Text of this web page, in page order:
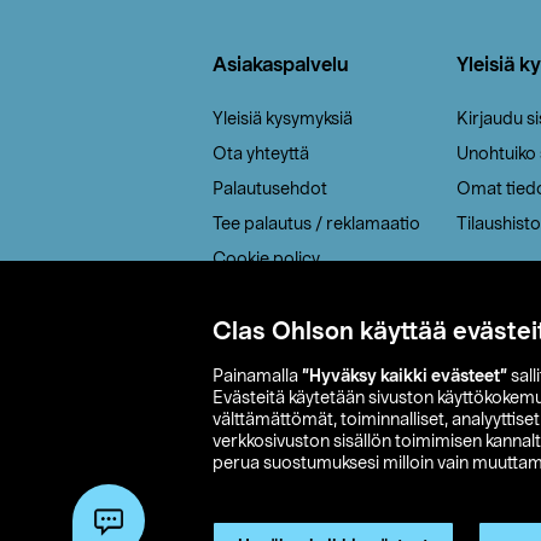
Clas Ohlson käyttää
Painamalla ”Hyväksy kaikki evästeet”
Evästeitä käytetään sivuston
välttämättömät, toiminnalliset,
verkkosivuston sisällön toimimisen
perua suostumuksesi milloin vain
Asiakaspalvelu
Yleisiä kysymyksiä
Ota yhteyttä
Palautusehdot
Tee palautus / reklamaatio
Cookie policy
Saavutettavuus
Yleisiä
Kirjaudu
Unohtuiko
Omat